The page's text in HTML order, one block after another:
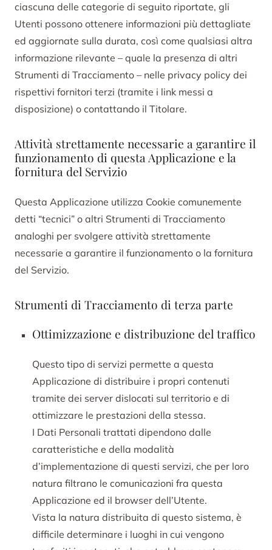
ciascuna delle categorie di seguito riportate, gli
Utenti possono ottenere informazioni più dettagliate
ed aggiornate sulla durata, così come qualsiasi altra
informazione rilevante – quale la presenza di altri
Strumenti di Tracciamento – nelle privacy policy dei
rispettivi fornitori terzi (tramite i link messi a
disposizione) o contattando il Titolare.
Attività strettamente necessarie a garantire il
funzionamento di questa Applicazione e la
fornitura del Servizio
Questa Applicazione utilizza Cookie comunemente
detti “tecnici” o altri Strumenti di Tracciamento
analoghi per svolgere attività strettamente
necessarie a garantire il funzionamento o la fornitura
del Servizio.
Strumenti di Tracciamento di terza parte
Ottimizzazione e distribuzione del traffico
Questo tipo di servizi permette a questa
Applicazione di distribuire i propri contenuti
tramite dei server dislocati sul territorio e di
ottimizzare le prestazioni della stessa.
I Dati Personali trattati dipendono dalle
caratteristiche e della modalità
d’implementazione di questi servizi, che per loro
natura filtrano le comunicazioni fra questa
Applicazione ed il browser dell’Utente.
Vista la natura distribuita di questo sistema, è
difficile determinare i luoghi in cui vengono